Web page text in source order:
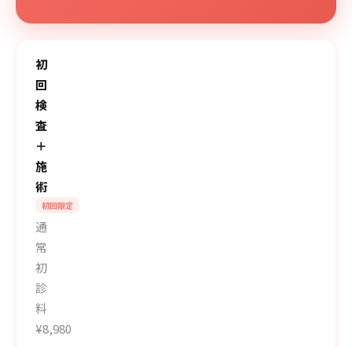
初
回
検
査
＋
施
術
初回限定
通
常
初
診
料
¥8,980